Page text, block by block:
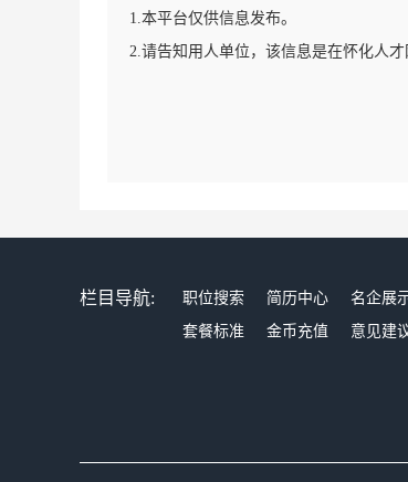
1.本平台仅供信息发布。
2.请告知用人单位，该信息是在怀化人才
栏目导航: 职位搜索 简历中心 名企展
套餐标准
金币充值 意见建